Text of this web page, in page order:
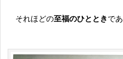
それほどの至福のひとときで